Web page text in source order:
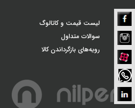
لیست قیمت و کاتالوگ
سوالات متداول
رویه‌های بازگرداندن کالا
فیسبوک
اینستاگرام
اپ
لینکدین